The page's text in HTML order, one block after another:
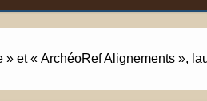
» et « ArchéoRef Alignements »,